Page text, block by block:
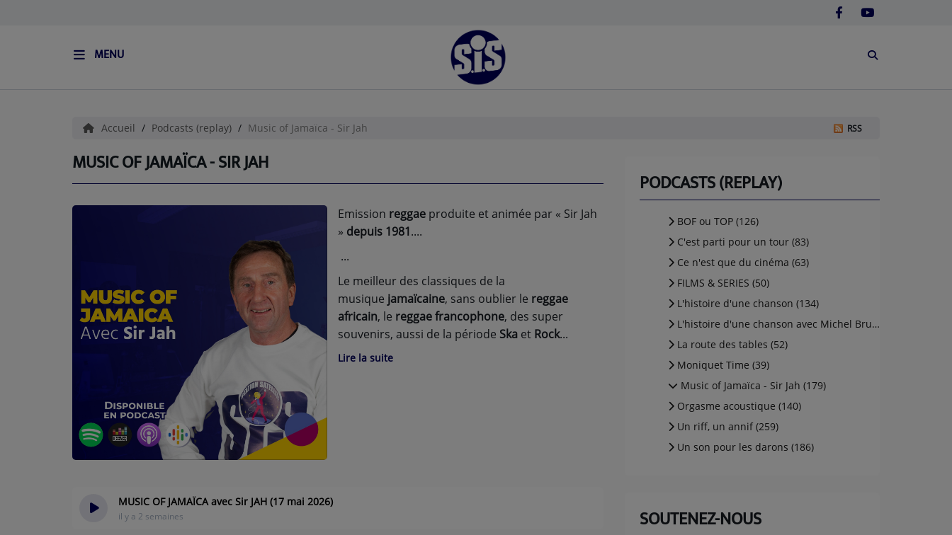
MENU
CONTACTEZ-NOUS
Accueil Podcasts (replay) Music of Jamaïca - Sir Jah RSS
MUSIC OF JAMAÏCA - SIR JAH
Emission reggae produite et animée par « Sir Jah
» depuis 1981.
Le meilleur des classiques de la
musique jamaïcaine, sans oublier le reggae
africain, le reggae francophone, des super
souvenirs, aussi de la période Ska et Rock
Lire la suite
MUSIC OF JAMAÏCA avec Sir JAH (17 mai 2026)
il y a 2 semaines
PODCASTS (REPLAY)
BOF ou TOP (126)
C'est parti pour un tour (83)
Ce n'est que du cinéma (63)
FILMS & SERIES (50)
L'histoire d'une chanson (134)
L'histoire d'une chanson avec Michel Brunelli (aka (5)
La route des tables (52)
Moniquet Time (39)
Music of Jamaïca - Sir Jah (179)
Orgasme acoustique (140)
Un riff, un annif (259)
Un son pour les darons (186)
SOUTENEZ-NOUS